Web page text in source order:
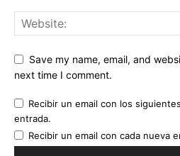
Save my name, email, and
next time I comment.
Recibir un email con los
entrada.
Recibir un email con cada nueva